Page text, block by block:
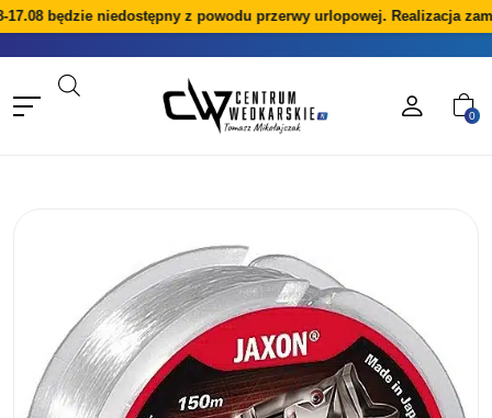
będzie niedostępny z powodu przerwy urlopowej. Realizacja
0